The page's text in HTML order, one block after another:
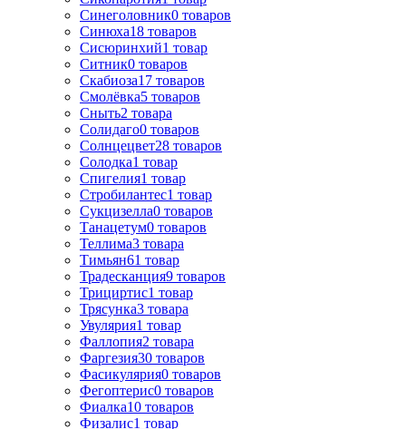
Синеголовник0 товаров
Синюха18 товаров
Сисюринхий1 товар
Ситник0 товаров
Скабиоза17 товаров
Смолёвка5 товаров
Сныть2 товара
Солидаго0 товаров
Солнцецвет28 товаров
Солодка1 товар
Спигелия1 товар
Стробилантес1 товар
Сукцизелла0 товаров
Танацетум0 товаров
Теллима3 товара
Тимьян61 товар
Традесканция9 товаров
Трициртис1 товар
Трясунка3 товара
Увулярия1 товар
Фаллопия2 товара
Фаргезия30 товаров
Фасикулярия0 товаров
Фегоптерис0 товаров
Фиалка10 товаров
Физалис1 товар